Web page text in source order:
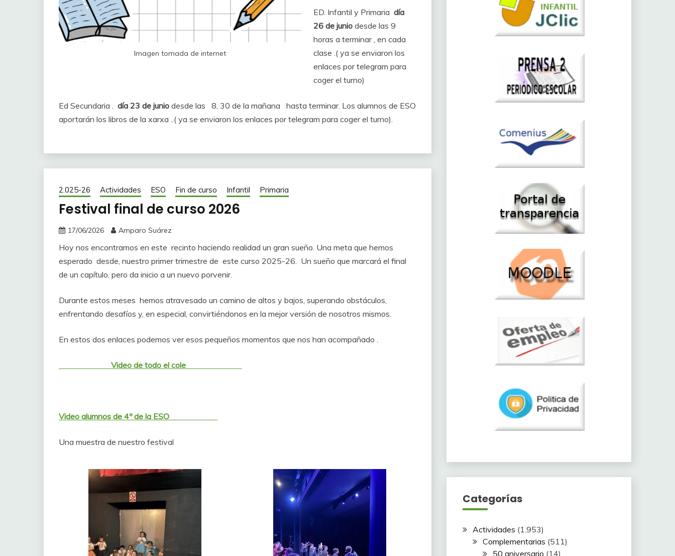
Imagen tomada de internet
ED. Infantil y Primaria día
26 de junio desde las 9
horas a terminar , en cada
clase .( ya se enviaron los
enlaces por telegram para
coger el turno)
Ed Secundaria . día 23 de junio desde las 8, 30 de la mañana hasta terminar. Los alumnos de ESO
aportarán los libros de la xarxa ..( ya se enviaron los enlaces por telegram para coger el turno).
2.025-26 Actividades ESO Fin de curso Infantil Primaria
Festival final de curso 2026
17/06/2026 Amparo Suárez
Hoy nos encontramos en este recinto haciendo realidad un gran sueño. Una meta que hemos
esperado desde, nuestro primer trimestre de este curso 2025-26. Un sueño que marcará el final
de un capítulo, pero da inicio a un nuevo porvenir.
Durante estos meses hemos atravesado un camino de altos y bajos, superando obstáculos,
enfrentando desafíos y, en especial, convirtiéndonos en la mejor versión de nosotros mismos.
En estos dos enlaces podemos ver esos pequeños momentos que nos han acompañado .
Video de todo el cole
Video alumnos de 4º de la ESO
Una muestra de nuestro festival
Categorías
Actividades (1.953)
Complementarias (511)
50 aniversario (14)